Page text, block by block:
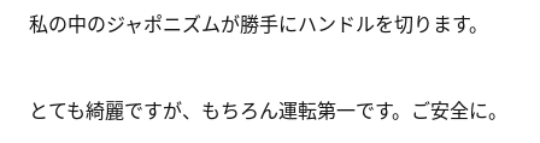
私の中のジャポニズムが勝手にハンドルを切ります。
とても綺麗ですが、もちろん運転第一です。ご安全に。